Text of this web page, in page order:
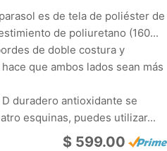
es de tela de poliéster de
de poliuretano (160...
de doble costura y
que ambos lados sean más
duradero antioxidante se
esquinas, puedes utilizar...
$ 599.00